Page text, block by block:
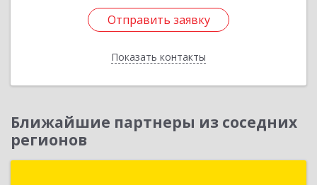
Отправить заявку
Показать контакты
Назад
Ближайшие партнеры из соседних
регионов